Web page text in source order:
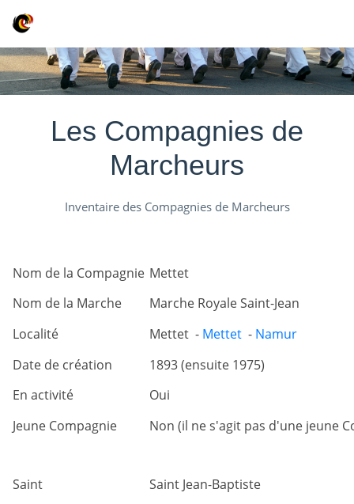
Les Compagnies de
Marcheurs
Inventaire des Compagnies de Marcheurs
Nom de la Compagnie Mettet
Nom de la Marche
Marche Royale Saint-Jean
Localité
Mettet - Mettet - Namur
Date de création
1893 (ensuite 1975)
En activité
Oui
Jeune Compagnie
Non (il ne s'agit pas d'une jeune
Saint
Saint Jean-Baptiste